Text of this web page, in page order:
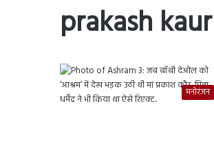
prakash
मनोरंजन